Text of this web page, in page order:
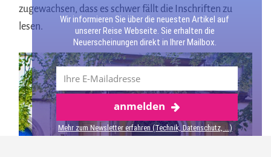
zugewachsen, dass es schwer fällt die Inschriften zu
lesen.
Mehr über Görlitz
Wir informieren Sie über die neuesten Artikel auf
unserer Reise Webseite. Sie erhalten die
Neuerscheinungen direkt in Ihrer Mailbox.
anmelden
Mehr zum Newsletter erfahren (Technik, Datenschutz, ...)